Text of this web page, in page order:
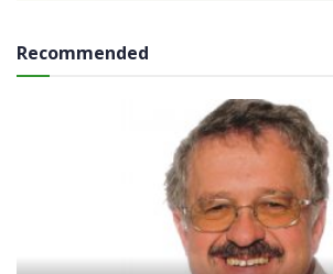
Recommended